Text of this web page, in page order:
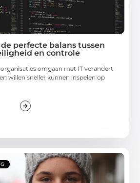
perfecte balans tussen
en controle
omgaan met IT verandert
willen sneller kunnen inspelen op